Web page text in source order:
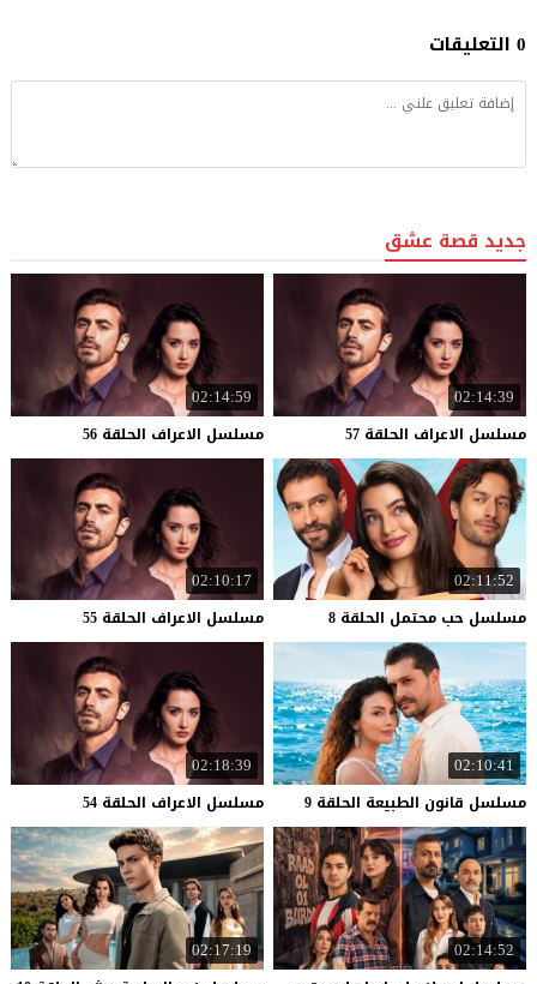
0 التعليقات
جديد قصة عشق
02:14:39
مسلسل الاعراف الحلقة 57
02:14:59
مسلسل الاعراف الحلقة 56
02:11:52
مسلسل حب محتمل الحلقة 8
02:10:17
مسلسل الاعراف الحلقة 55
02:10:41
مسلسل قانون الطبيعة الحلقة 9
02:18:39
مسلسل الاعراف الحلقة 54
02:14:52
02:17:19